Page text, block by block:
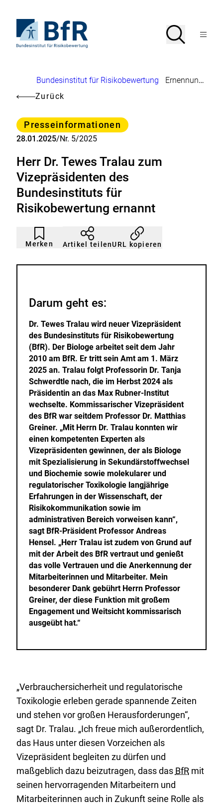
Seiteninhalt
springenStartseite
von
Suche
SucheMenü
Brotkrumennavigation
Bundesinstitut für Risikobewertung
Ernennung Vizepräsident
Zurück
Kategorie
Presseinformationen
28.01.2025/Nr. 5/2025
Herr Dr. Tewes Tralau zum
Vizepräsidenten des
Bundesinstituts für
Risikobewertung ernannt
Merken
Artikel
nicht
gemerkt
Durch
Klicken
der
hinzufügen.
Artikel teilenURL kopieren
Darum geht es:
Dr. Tewes Tralau wird neuer Vizepräsident
des Bundesinstituts für Risikobewertung
(BfR). Der Biologe arbeitet seit dem Jahr
2010 am BfR. Er tritt sein Amt am 1. März
2025 an. Tralau folgt Professorin Dr. Tanja
Schwerdtle nach, die im Herbst 2024 als
Präsidentin an das Max Rubner-Institut
wechselte. Kommissarischer Vizepräsident
des BfR war seitdem Professor Dr. Matthias
Greiner. „Mit Herrn Dr. Tralau konnten wir
einen kompetenten Experten als
Vizepräsidenten gewinnen, der als Biologe
mit Spezialisierung in Sekundärstoffwechsel
und Biochemie sowie molekularer und
regulatorischer Toxikologie langjährige
Erfahrungen in der Wissenschaft, der
Risikokommunikation sowie im
administrativen Bereich vorweisen kann“,
sagt BfR-Präsident Professor Andreas
Hensel. „Herr Tralau ist zudem von Grund auf
mit der Arbeit des BfR vertraut und genießt
das volle Vertrauen und die Anerkennung der
Mitarbeiterinnen und Mitarbeiter. Mein
besonderer Dank gebührt Herrn Professor
Greiner, der diese Funktion mit großem
Engagement und Weitsicht kommissarisch
ausgeübt hat.“
„Verbrauchersicherheit und regulatorische
Toxikologie erleben gerade spannende Zeiten
und stehen vor großen Herausforderungen“,
sagt Dr. Tralau. „Ich freue mich außerordentlich,
das Haus unter diesen Vorzeichen als
Vizepräsident begleiten zu dürfen und
maßgeblich dazu beizutragen, dass das BfRmit
seinen hervorragenden Mitarbeitern und
Mitarbeiterinnen auch in Zukunft seine Rolle als